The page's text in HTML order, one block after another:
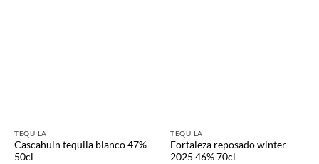
TEQUILA
Cascahuin tequila blanco 47%
50cl
TEQUILA
Fortaleza reposado winter
2025 46% 70cl